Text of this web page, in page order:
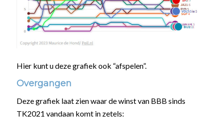
Hier kunt u deze grafiek ook “afspelen”.
Overgangen
Deze grafiek laat zien waar de winst van BBB sinds
TK2021 vandaan komt in zetels: